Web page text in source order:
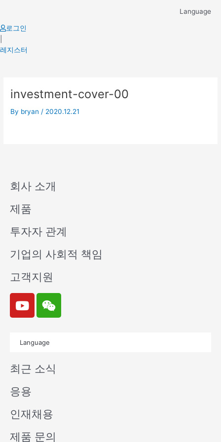
content
Language
로그인
레지스터
investment-cover-00
By bryan / 2020.12.21
회사 소개
제품
투자자 관계
기업의 사회적 책임
고객지원
Y
o
u
e
W
e
i
n
Language
최근 소식
응용
인재채용
제품 문의